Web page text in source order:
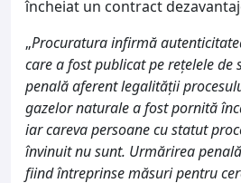
încheiat un contract
„Procuratura infirmă
care a fost publicat pe rețelele de
penală aferent legalității
gazelor naturale a fost pornită
iar careva persoane cu statut
învinuit nu sunt. Urmărirea
fiind întreprinse măsuri pentru